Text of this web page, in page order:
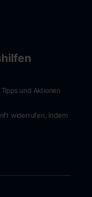
und Aktionen
widerrufen, indem